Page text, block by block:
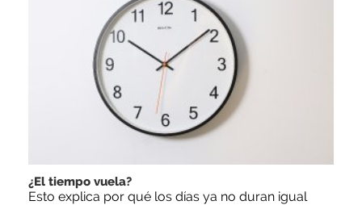
¿El tiempo vuela?
Esto explica por qué los días ya no duran igual